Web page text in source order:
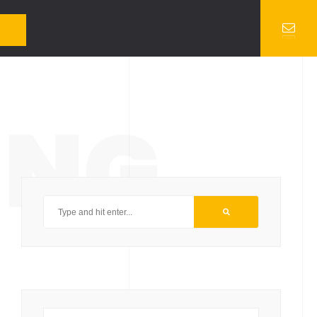
votre navigateur qu'avec votre consentement. Vous avez également la
features of the website. These cookies do not store any personal
contents are termed as non-necessary cookies. It is mandatory to